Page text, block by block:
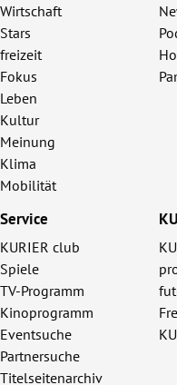
Wirtschaft
Stars
freizeit
Fokus
Leben
Kultur
Meinung
Klima
Mobilität
Service
KURIER club
Spiele
TV-Programm
Kinoprogramm
Eventsuche
Partnersuche
Titelseitenarchiv